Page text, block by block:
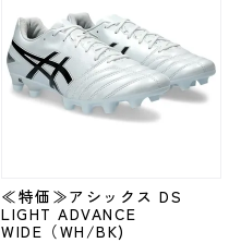
≪特価≫アシックス DS
LIGHT ADVANCE
WIDE（WH/BK)